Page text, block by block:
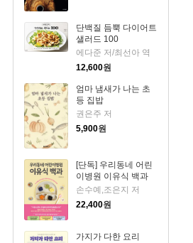
단백질 듬뿍 다이어트
샐러드 100
에다준 저/최선아 역
12,600원
엄마 냄새가 나는 초
등 집밥
권은주 저
5,900원
[단독] 우리동네 어린
이병원 이유식 백과
손수예,조은지 저
22,400원
가지가 다한 요리
|
현대지성